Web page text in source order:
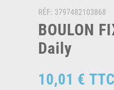
RÉF: 3797482103868
BOULON
Daily
10,01 € TTC